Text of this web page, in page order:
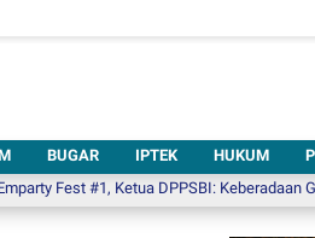
BUGAR IPTEK HUKUM
#1, Ketua DPPSBI: Keberadaan Gedung